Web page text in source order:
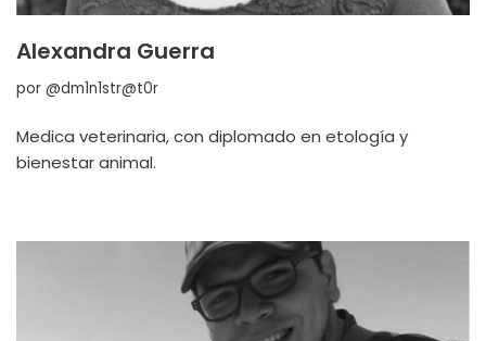
Alexandra Guerra
por @dm1n1str@t0r
Medica veterinaria, con diplomado en etología y
bienestar animal.